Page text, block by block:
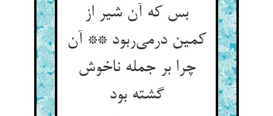
بس که آن شیر از
کمین درمی‌‌ربود ** آن
چرا بر جمله ناخوش
گشته بود